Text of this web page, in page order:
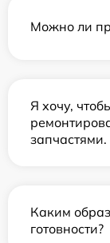
Можно ли
Я хочу,
запчастями.
Каким
готовности?